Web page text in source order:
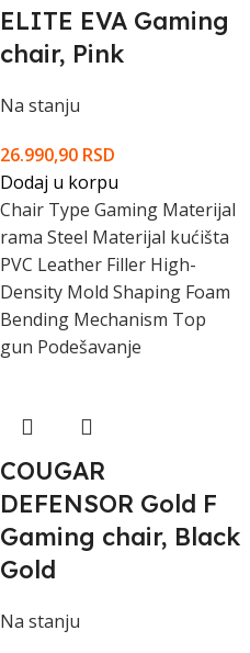
ELITE EVA Gaming
chair, Pink
Na stanju
26.990,90 RSD
Dodaj u korpu
Chair Type Gaming Materijal
rama Steel Materijal kućišta
PVC Leather Filler High-
Density Mold Shaping Foam
Bending Mechanism Top
gun Podešavanje
COUGAR
DEFENSOR Gold F
Gaming chair, Black
Gold
Na stanju